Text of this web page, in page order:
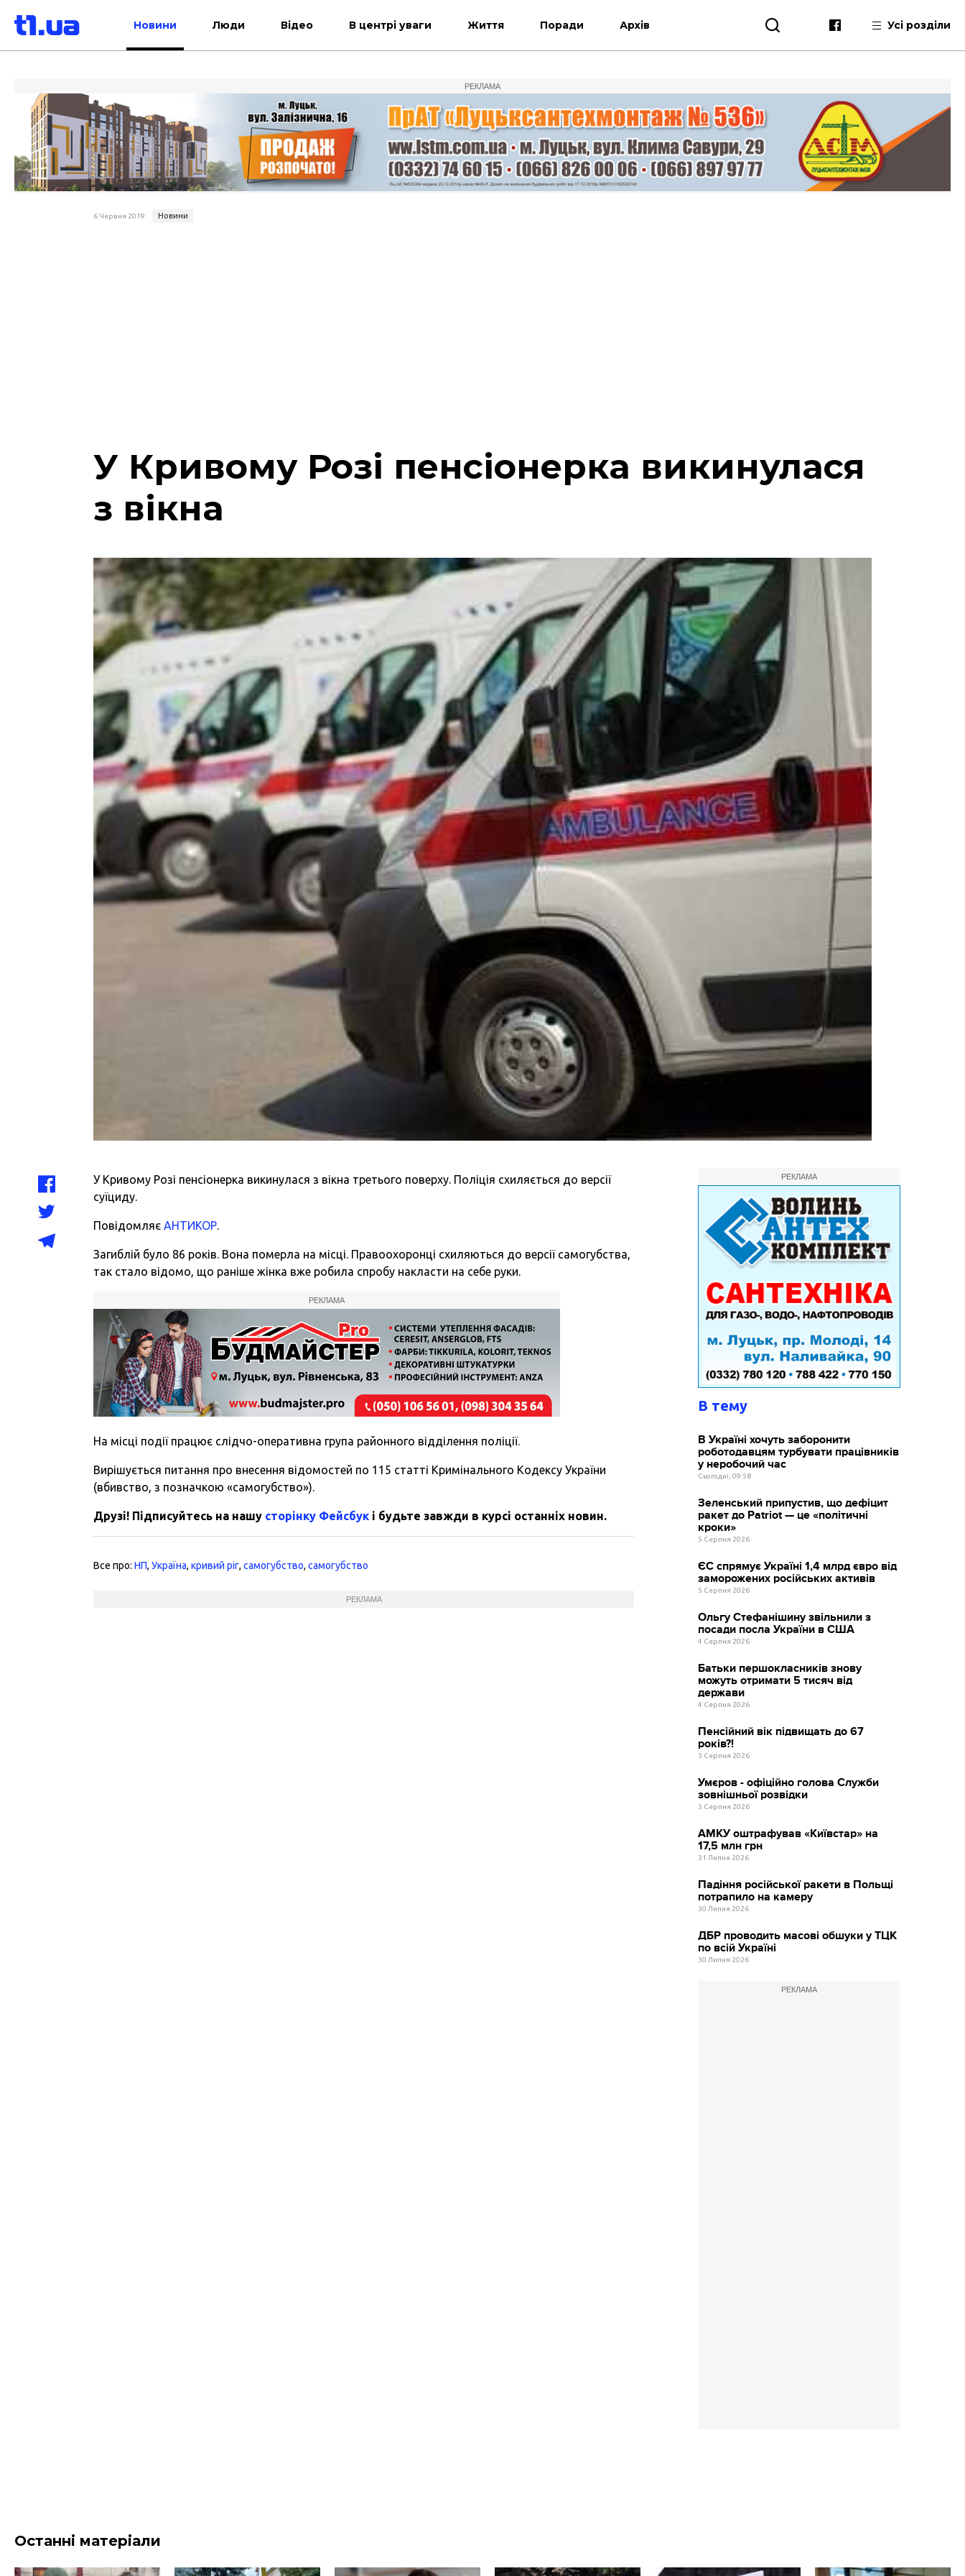
Новини Люди Відео В центрі уваги Життя Поради Архів Усі розділи
РЕКЛАМА
6 Червня 2019 Новини
У Кривому Розі пенсіонерка викинулася
з вікна
У Кривому Розі пенсіонерка викинулася з вікна третього поверху. Поліція схиляється до версії
суїциду.
ПовідомляєАНТИКОР.
Загиблій було 86 років. Вона померла на місці. Правоохоронці схиляються до версії самогубства,
так стало відомо, що раніше жінка вже робила спробу накласти на себе руки.
РЕКЛАМА
На місці події працює слідчо-оперативна група районного відділення поліції.
Вирішується питання про внесення відомостей по 115 статті Кримінального Кодексу України
(вбивство, з позначкою «самогубство»).
Друзі! Підписуйтесь на нашу сторінку Фейсбук і будьте завжди в курсі останніх новин.
Все про:НП,Україна,кривий ріг,самогубство,самогубство
РЕКЛАМА
РЕКЛАМА
В тему
В Україні хочуть заборонити
роботодавцям турбувати працівників
у неробочий час
Сьогодні, 09:58
Зеленський припустив, що дефіцит
ракет до Patriot — це «політичні
кроки»
5 Серпня 2026
ЄС спрямує Україні 1,4 млрд євро від
заморожених російських активів
5 Серпня 2026
Ольгу Стефанішину звільнили з
посади посла України в США
4 Серпня 2026
Батьки першокласників знову
можуть отримати 5 тисяч від
держави
4 Серпня 2026
Пенсійний вік підвищать до 67
років?!
3 Серпня 2026
Умєров - офіційно голова Служби
зовнішньої розвідки
3 Серпня 2026
АМКУ оштрафував «Київстар» на
17,5 млн грн
31 Липня 2026
Падіння російської ракети в Польщі
потрапило на камеру
30 Липня 2026
ДБР проводить масові обшуки у ТЦК
по всій Україні
30 Липня 2026
РЕКЛАМА
Останні матеріали